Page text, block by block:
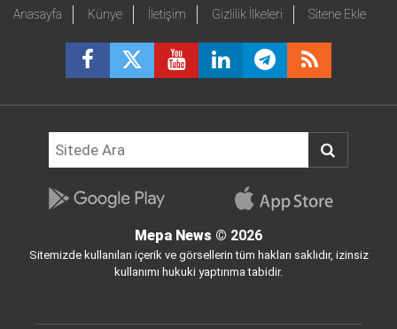
Anasayfa Künye İletişim Gizlilik İlkeleri Sitene Ekle
Mepa News © 2026
Sitemizde kullanılan içerik ve görsellerin tüm hakları saklıdır, izinsiz
kullanımı hukuki yaptırıma tabidir.